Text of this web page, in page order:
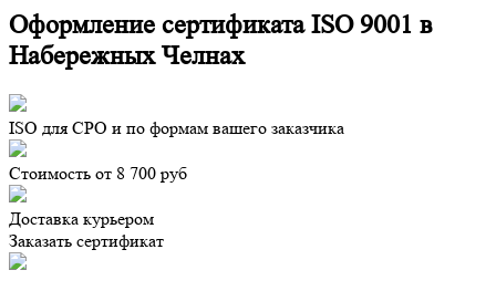
Оформление сертификата ISO 9001 в
Набережных Челнах
ISO для СРО и по формам вашего заказчика
Стоимость от 8 700 руб
Доставка курьером
Заказать сертификат